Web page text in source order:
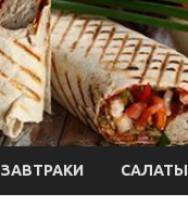
ЗАВТРАКИ САЛАТЫ